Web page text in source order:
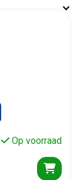
Op voorraad